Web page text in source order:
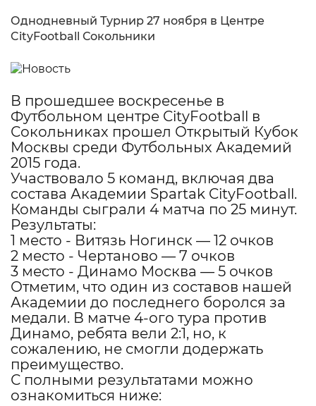
Однодневный Турнир 27 ноября в Центре
CityFootball Сокольники
В прошедшее воскресенье в
Футбольном центре CityFootball в
Сокольниках прошел Открытый Кубок
Москвы среди Футбольных Академий
2015 года.
Участвовало 5 команд, включая два
состава Академии Spartak CityFootball.
Команды сыграли 4 матча по 25 минут.
Результаты:
1 место - Витязь Ногинск — 12 очков
2 место - Чертаново — 7 очков
3 место - Динамо Москва — 5 очков
Отметим, что один из составов нашей
Академии до последнего боролся за
медали. В матче 4-ого тура против
Динамо, ребята вели 2:1, но, к
сожалению, не смогли додержать
преимущество.
С полными результатами можно
ознакомиться ниже: